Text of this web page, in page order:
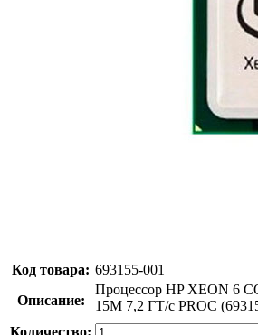
Код товара: 693155-001
Описание:
Процессор HP XEON 6
15M 7,2 ГТ/с PROC
Количество: